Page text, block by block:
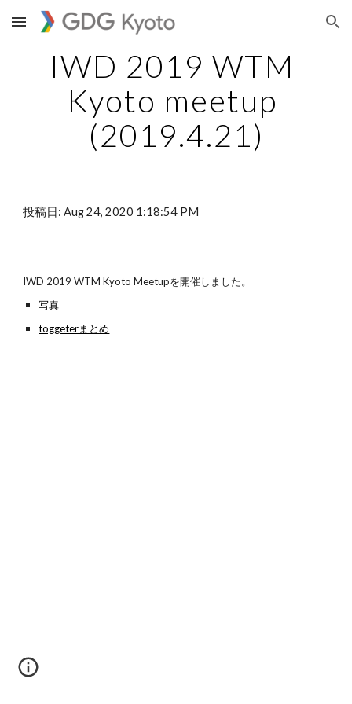
Skip to main content Skip to navigation
IWD 2019 WTM
Kyoto meetup
(2019.4.21)
投稿日: Aug 24, 2020 1:18:54 PM
IWD 2019 WTM Kyoto Meetupを開催しました。
写真
toggeterまとめ